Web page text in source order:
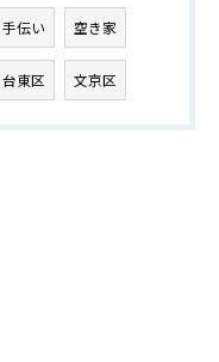
手伝い 空き家
台東区 文京区